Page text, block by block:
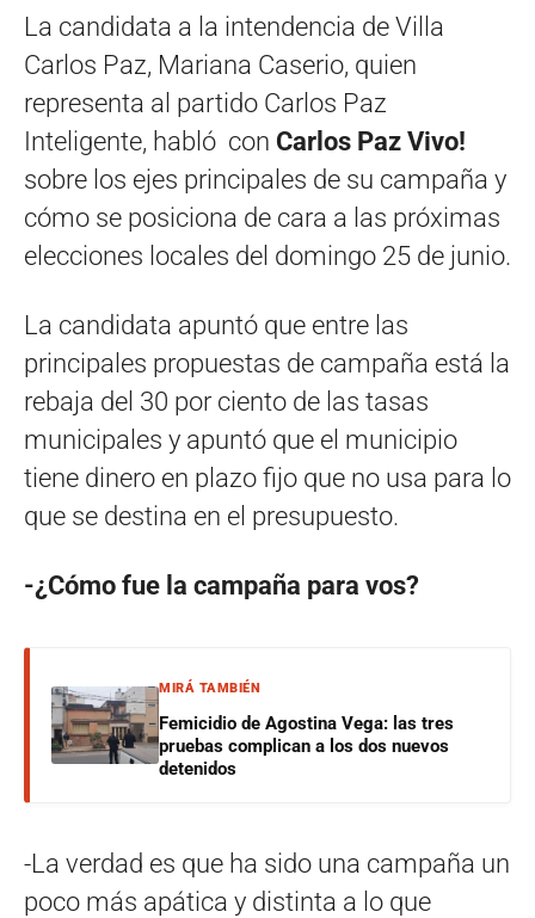
La candidata a la intendencia de Villa
Carlos Paz, Mariana Caserio, quien
representa al partido Carlos Paz
Inteligente, habló con Carlos Paz Vivo!
sobre los ejes principales de su campaña y
cómo se posiciona de cara a las próximas
elecciones locales del domingo 25 de junio.
La candidata apuntó que entre las
principales propuestas de campaña está la
rebaja del 30 por ciento de las tasas
municipales y apuntó que el municipio
tiene dinero en plazo fijo que no usa para lo
que se destina en el presupuesto.
-¿Cómo fue la campaña para vos?
MIRÁ TAMBIÉN
Femicidio de Agostina Vega: las tres
pruebas complican a los dos nuevos
detenidos
-La verdad es que ha sido una campaña un
poco más apática y distinta a lo que